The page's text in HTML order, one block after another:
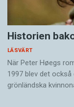
Historien
LÄSVÄRT
När Peter Høegs
1997 blev det
grönländska